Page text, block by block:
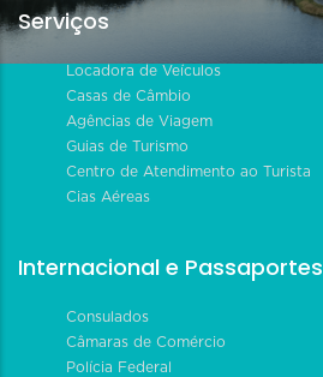
Serviços
Locadora de Veículos
Casas de Câmbio
Agências de Viagem
Guias de Turismo
Centro de Atendimento ao Turista
Cias Aéreas
Internacional e Passaportes
Consulados
Câmaras de Comércio
Polícia Federal